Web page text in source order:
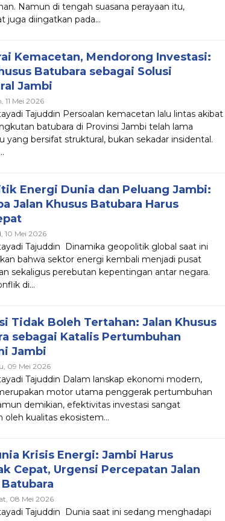
Namun di tengah suasana perayaan itu,
juga diingatkan pada...
Kemacetan, Mendorong Investasi:
Batubara sebagai Solusi
Jambi
11 Mei 2026
Tajuddin Persoalan kemacetan lalu lintas akibat
batubara di Provinsi Jambi telah lama
yang bersifat struktural, bukan sekadar insidental.
Energi Dunia dan Peluang Jambi:
Jalan Khusus Batubara Harus
10 Mei 2026
Tajuddin Dinamika geopolitik global saat ini
bahwa sektor energi kembali menjadi pusat
sekaligus perebutan kepentingan antar negara.
di...
Tidak Boleh Tertahan: Jalan Khusus
sebagai Katalis Pertumbuhan
Jambi
09 Mei 2026
Tajuddin Dalam lanskap ekonomi modern,
motor utama penggerak pertumbuhan
demikian, efektivitas investasi sangat
oleh kualitas ekosistem...
Krisis Energi: Jambi Harus
Cepat, Urgensi Percepatan Jalan
08 Mei 2026
Tajuddin Dunia saat ini sedang menghadapi